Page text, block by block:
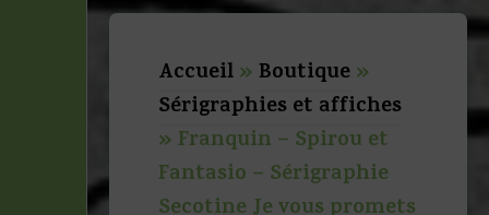
Accueil»Boutique»
Sérigraphies et affiches
» Franquin – Spirou et
Fantasio – Sérigraphie